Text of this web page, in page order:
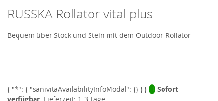
Skip
to
the
beginning
images
RUSSKA Rollator vital plus
Bequem über Stock und Stein mit dem Outdoor-Rollator
Sofort
verfügbar, Lieferzeit: 1-3 Tage